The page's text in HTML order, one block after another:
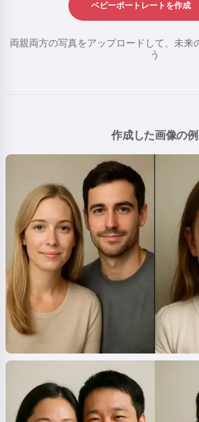
ベビーポートレートを作成
両親両方の写真をアップロードして、未来
う
作成した画像の例